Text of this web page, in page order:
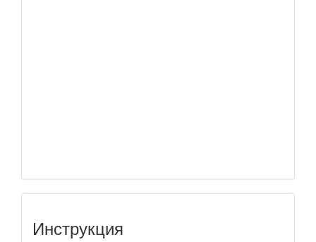
Инструкция